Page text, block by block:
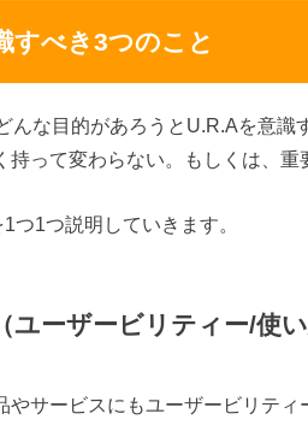
すべき3つのこと
んな目的があろうとU.R.Aを意
持って変わらない。もしくは、重
つ1つ説明していきます。
ーザービリティー/使い
やサービスにもユーザービリティ